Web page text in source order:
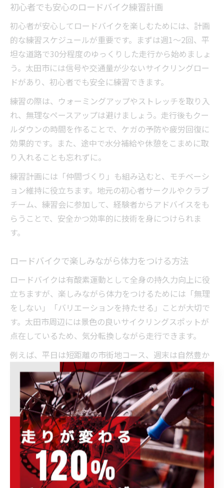
初心者でも安心のロードバイク練習計画
初心者が安心してロードバイクを楽しむためには、計画
的な練習スケジュールが重要です。まずは週1～2回、平
坦な道路で30分程度のゆっくりした走行から始めましょ
う。太田市には信号や交通量が少ないサイクリングロー
ドがあり、初心者でも安全に練習できます。
練習の際は、ウォーミングアップやストレッチを取り入
れ、無理なペースアップは避けましょう。走行後もクー
ルダウンの時間を作ることで、ケガの予防や疲労回復に
効果的です。また、途中で水分補給や休憩をこまめに取
り入れることも忘れずに。
練習計画には「仲間づくり」も組み込むと、モチベーシ
ョン維持に役立ちます。地元の初心者サークルやクラブ
チーム、練習会に参加して、経験者からアドバイスをも
らうことで、安全かつ効率的に技術を身につけられま
す。
ロードバイクで楽しみながら体力をつける方法
ロードバイクは有酸素運動として全身の持久力向上に役
立ちますが、楽しみながら体力をつけるためには「無理
をしない」「バリエーションを持たせる」ことが大切で
す。太田市周辺には景色の良いサイクリングスポットが
点在しているため、気分転換しながら走行できます。
例えば、平日は短距離の市街地コース、週末は自然豊か
な川沿いや公園周辺を選ぶなど、コースを変えることで
飽きずに続けられます。ロードバイクで主に鍛えられる
のは脚やお尻の筋肉ですが、長距離を走ることで心肺機
能も高まります。実際の利用者からは「毎週末のライド
で体力がつき、日常生活も楽になった」という声も多い
です。
体力向上を実感するためには、走行後のストレッチや栄
養補給も意識しましょう。初心者同士で励まし合いなが